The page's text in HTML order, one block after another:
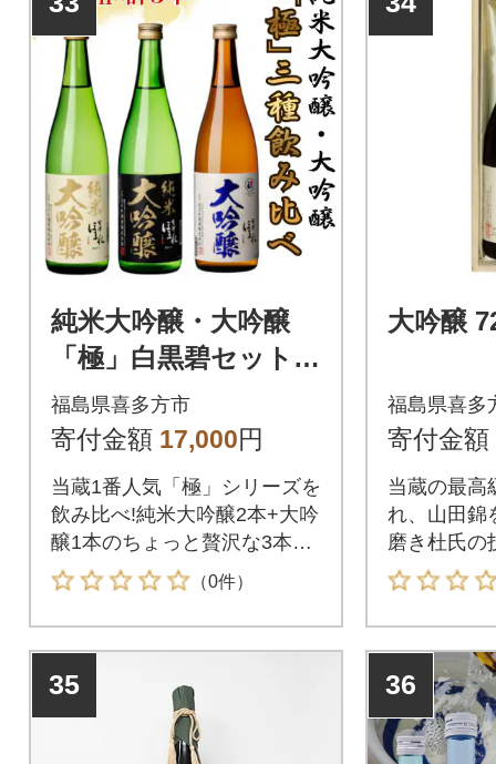
純米大吟醸・大吟醸
「極」白黒碧セット7
20ml×各1本 計3本
【07208-0760】
福島県喜多方市
寄付金額 17,000円
当蔵1番人気「極」シリーズを
飲み比べ!純米大吟醸2本+大吟
醸1本のちょっと贅沢な3本セ
ットです。
（0件）
大吟醸
福島県喜多
寄付金額
当蔵の最高
れ、山田錦
磨き杜氏の
された逸品
35 36